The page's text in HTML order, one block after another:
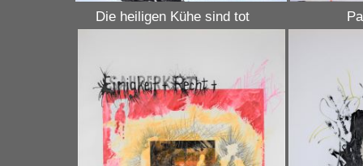
Die heiligen Kühe sind